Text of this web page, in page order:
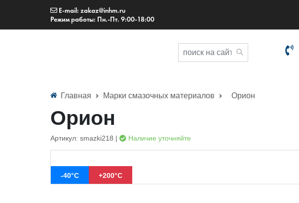
E-mail: zakaz@inhm.ru
Режим работы: Пн.-Пт. 9:00-18:00
Главная Марки смазочных материалов Орион
Орион
Артикул: smazki218 | Наличие уточняйте
-40°С +200°С